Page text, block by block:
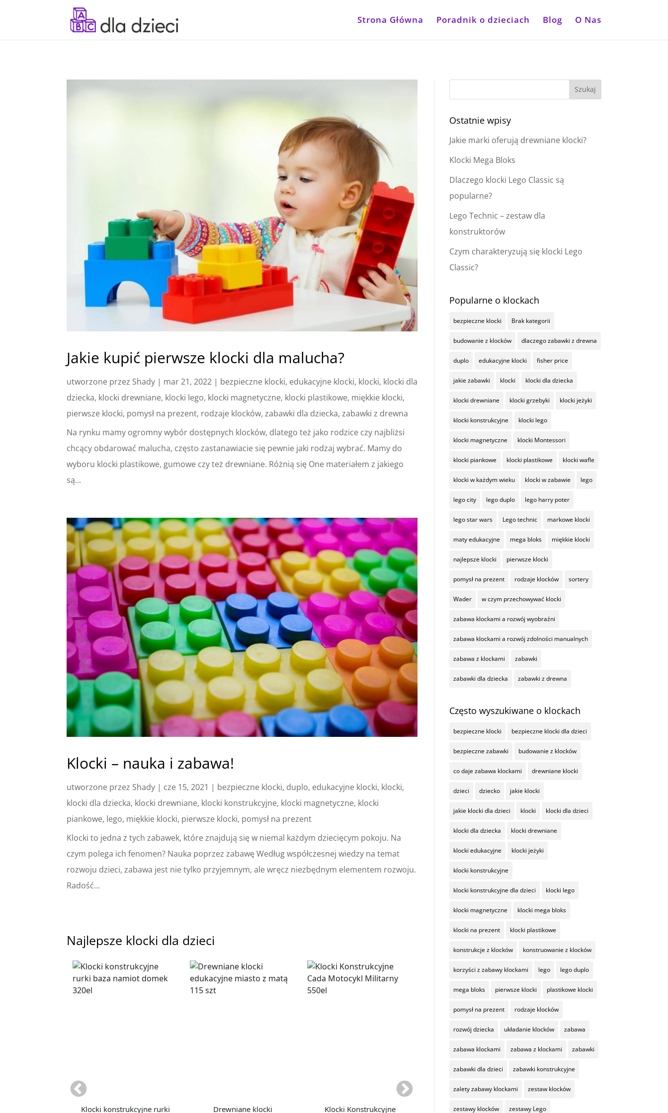
Strona Główna Poradnik o dzieciach Blog O Nas
Jakie kupić pierwsze klocki dla malucha?
utworzone przez Shady | mar 21, 2022 | bezpieczne klocki, edukacyjne klocki, klocki, klocki dla
dziecka, klocki drewniane, klocki lego, klocki magnetyczne, klocki plastikowe, miękkie klocki,
pierwsze klocki, pomysł na prezent, rodzaje klocków,zabawki dla dziecka,zabawki z drewna
Na rynku mamy ogromny wybór dostępnych klocków, dlatego też jako rodzice czy najbliżsi
chcący obdarować malucha, często zastanawiacie się pewnie jaki rodzaj wybrać. Mamy do
wyboru klocki plastikowe, gumowe czy też drewniane. Różnią się One materiałem z jakiego
są...
Klocki – nauka i zabawa!
utworzone przez Shady | cze 15, 2021 | bezpieczne klocki, duplo, edukacyjne klocki, klocki,
klocki dla dziecka, klocki drewniane, klocki konstrukcyjne, klocki magnetyczne, klocki
piankowe, lego, miękkie klocki, pierwsze klocki, pomysł na prezent
Klocki to jedna z tych zabawek, które znajdują się w niemal każdym dziecięcym pokoju. Na
czym polega ich fenomen? Nauka poprzez zabawę Według współczesnej wiedzy na temat
rozwoju dzieci, zabawa jest nie tylko przyjemnym, ale wręcz niezbędnym elementem rozwoju.
Radość...
Najlepsze klocki dla dzieci
Ostatnie wpisy
Jakie marki oferują drewniane klocki?
Klocki Mega Bloks
Dlaczego klocki Lego Classic są
popularne?
Lego Technic – zestaw dla
konstruktorów
Czym charakteryzują się klocki Lego
Classic?
Popularne o klockach
bezpieczne klocki Brak kategorii
budowanie z klocków dlaczego zabawki z drewna
duplo edukacyjne klocki fisher price
jakie zabawki klocki klocki dla dziecka
klocki drewniane klocki grzebyki klocki jeżyki
klocki konstrukcyjne klocki lego
klocki magnetyczne klocki Montessori
klocki piankowe klocki plastikowe klocki wafle
klocki w każdym wieku klocki w zabawie lego
lego city lego duplo lego harry poter
lego star wars Lego technic markowe klocki
maty edukacyjne mega bloks miękkie klocki
najlepsze klocki pierwsze klocki
pomysł na prezent rodzaje klocków sortery
Wader w czym przechowywać klocki
zabawa klockami a rozwój wyobraźni
zabawa klockami a rozwój zdolności manualnych
zabawa z klockami zabawki
zabawki dla dziecka zabawki z drewna
Często wyszukiwane o klockach
bezpieczne klocki bezpieczne klocki dla dzieci
bezpieczne zabawki budowanie z klocków
co daje zabawa klockami drewniane klocki
dzieci dziecko jakie klocki
jakie klocki dla dzieci klocki klocki dla dzieci
klocki dla dziecka klocki drewniane
klocki edukacyjne klocki jeżyki
klocki konstrukcyjne
klocki konstrukcyjne dla dzieci klocki lego
klocki magnetyczne klocki mega bloks
klocki na prezent klocki plastikowe
konstrukcje z klocków konstruowanie z klocków
korzyści z zabawy klockami lego lego duplo
mega bloks pierwsze klocki plastikowe klocki
pomysł na prezent rodzaje klocków
rozwój dziecka układanie klocków zabawa
zabawa klockami zabawa z klockami zabawki
zabawki dla dzieci zabawki konstrukcyjne
zalety zabawy klockami zestaw klocków
zestawy klocków zestawy Lego